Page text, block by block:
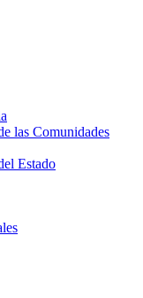
las Comunidades
Estado